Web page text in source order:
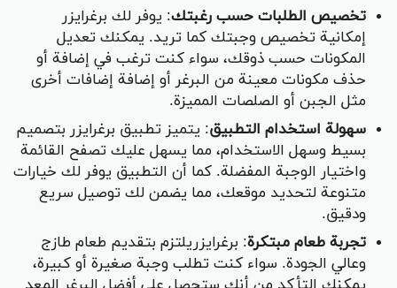
تخصيص الطلبات حسب رغبتك: يوفر لك برغرايزر
إمكانية تخصيص وجبتك كما تريد. يمكنك تعديل
المكونات حسب ذوقك، سواء كنت ترغب في إضافة أو
حذف مكونات معينة من البرغر أو إضافة إضافات أخرى
مثل الجبن أو الصلصات المميزة.
سهولة استخدام التطبيق: يتميز تطبيق برغرايزر بتصميم
بسيط وسهل الاستخدام، مما يسهل عليك تصفح القائمة
واختيار الوجبة المفضلة. كما أن التطبيق يوفر لك خيارات
متنوعة لتحديد موقعك، مما يضمن لك توصيل سريع
ودقيق.
تجربة طعام مبتكرة: برغرايزريلتزم بتقديم طعام طازج
وعالي الجودة. سواء كنت تطلب وجبة صغيرة أو كبيرة،